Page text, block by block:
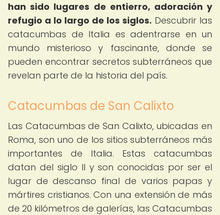
han sido lugares de entierro, adoración y
refugio a lo largo de los siglos. Descubrir las
catacumbas de Italia es adentrarse en un
mundo misterioso y fascinante, donde se
pueden encontrar secretos subterráneos que
revelan parte de la historia del país.
Catacumbas de San Calixto
Las Catacumbas de San Calixto, ubicadas en
Roma, son uno de los sitios subterráneos más
importantes de Italia. Estas catacumbas
datan del siglo II y son conocidas por ser el
lugar de descanso final de varios papas y
mártires cristianos. Con una extensión de más
de 20 kilómetros de galerías, las Catacumbas